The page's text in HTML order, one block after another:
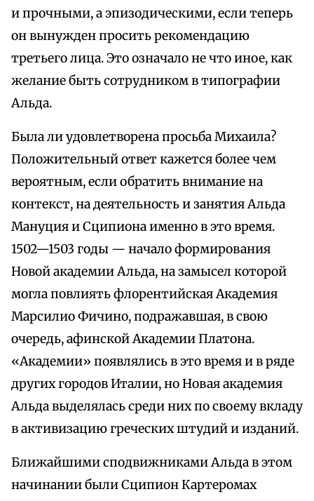
и прочными, а эпизодическими, если теперь
он вынужден просить рекомендацию
третьего лица. Это означало не что иное, как
желание быть сотрудником в типографии
Альда.
Была ли удовлетворена просьба Михаила?
Положительный ответ кажется более чем
вероятным, если обратить внимание на
контекст, на деятельность и занятия Альда
Мануция и Сципиона именно в это время.
1502—1503 годы — начало формирования
Новой академии Альда, на замысел которой
могла повлиять флорентийская Академия
Марсилио Фичино, подражавшая, в свою
очередь, афинской Академии Платона.
«Академии» появлялись в это время и в ряде
других городов Италии, но Новая академия
Альда выделялась среди них по своему вкладу
в активизацию греческих штудий и изданий.
Ближайшими сподвижниками Альда в этом
начинании были Сципион Картеромах